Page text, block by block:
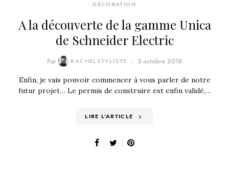
DÉCORATION
A la découverte de la gamme Unica
de Schneider Electric
Par RACHELSTYLISTE 5 octobre 2018
Enfin, je vais pouvoir commencer à vous parler de notre
futur projet… Le permis de construire est enfin validé,…
LIRE L'ARTICLE